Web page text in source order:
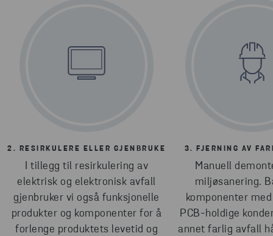
2. RESIRKULERE ELLER GJENBRUKE
I tillegg til resirkulering av
elektrisk og elektronisk avfall
gjenbruker vi også funksjonelle
produkter og komponenter for å
forlenge produktets levetid og
3. FJERNING AV
Manuell
miljøsanering.
komponenter
PCB-holdige
annet farlig avfall